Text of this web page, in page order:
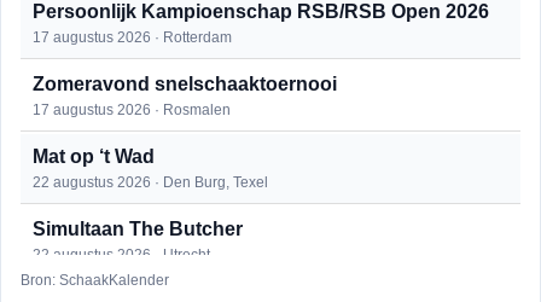
Persoonlijk Kampioenschap RSB/RSB Open 2026
17 augustus 2026 · Rotterdam
Zomeravond snelschaaktoernooi
17 augustus 2026 · Rosmalen
Mat op ‘t Wad
22 augustus 2026 · Den Burg, Texel
Simultaan The Butcher
22 augustus 2026 · Utrecht
Bron: SchaakKalender